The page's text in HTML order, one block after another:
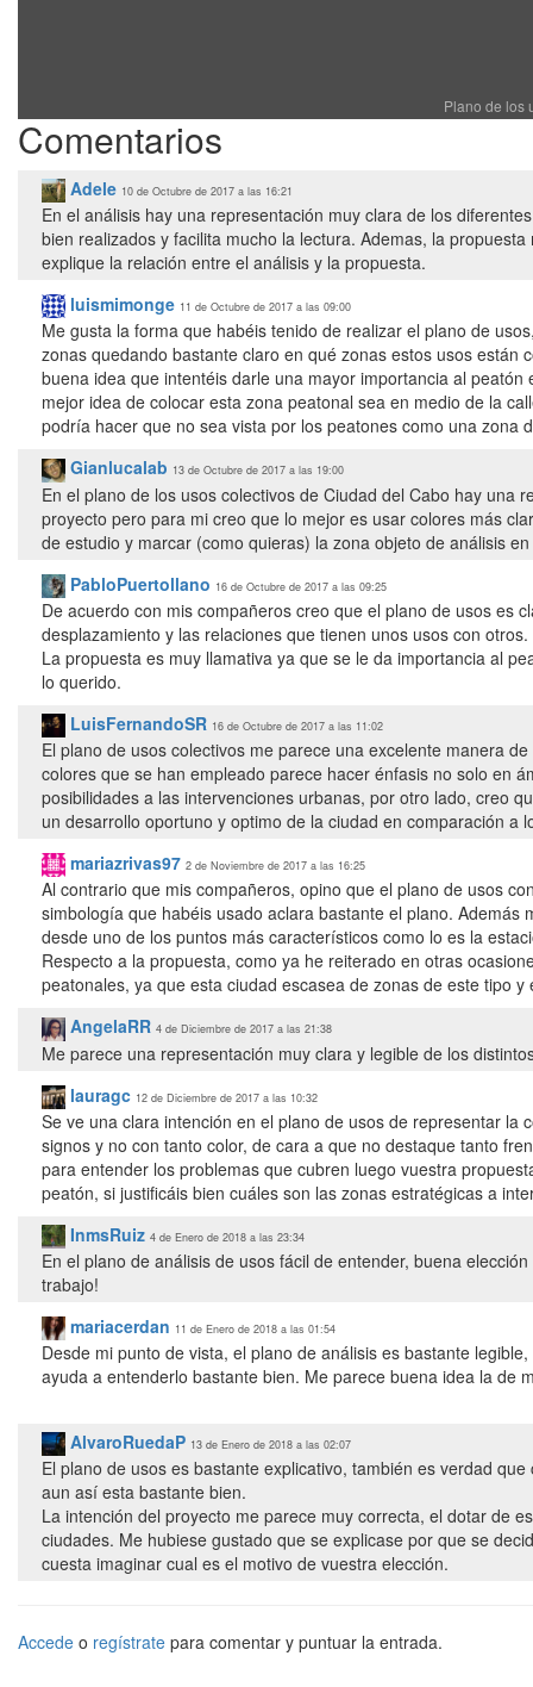
Plano de los
Comentarios
Adele 10 de Octubre de 2017 a las 16:21
En el análisis hay una representación muy clara de los
bien realizados y facilita mucho la lectura. Ademas, la
explique la relación entre el análisis y la propuesta.
luismimonge 11 de Octubre de 2017 a las 09:00
Me gusta la forma que habéis tenido de realizar el plano de
zonas quedando bastante claro en qué zonas estos usos
buena idea que intentéis darle una mayor importancia al
mejor idea de colocar esta zona peatonal sea en medio de la
podría hacer que no sea vista por los peatones como una zona
Gianlucalab 13 de Octubre de 2017 a las 19:00
En el plano de los usos colectivos de Ciudad del Cabo hay una
proyecto pero para mi creo que lo mejor es usar colores más
de estudio y marcar (como quieras) la zona objeto de análisis
PabloPuertollano 16 de Octubre de 2017 a las 09:25
De acuerdo con mis compañeros creo que el plano de usos es
desplazamiento y las relaciones que tienen unos usos con otros.
La propuesta es muy llamativa ya que se le da importancia al
lo querido.
LuisFernandoSR 16 de Octubre de 2017 a las 11:02
El plano de usos colectivos me parece una excelente manera
colores que se han empleado parece hacer énfasis no solo en
posibilidades a las intervenciones urbanas, por otro lado, creo
un desarrollo oportuno y optimo de la ciudad en comparación a
mariazrivas97 2 de Noviembre de 2017 a las 16:25
Al contrario que mis compañeros, opino que el plano de usos
simbología que habéis usado aclara bastante el plano.
desde uno de los puntos más característicos como lo es la
Respecto a la propuesta, como ya he reiterado en otras
peatonales, ya que esta ciudad escasea de zonas de este tipo
AngelaRR 4 de Diciembre de 2017 a las 21:38
Me parece una representación muy clara y legible de los
lauragc 12 de Diciembre de 2017 a las 10:32
Se ve una clara intención en el plano de usos de representar
signos y no con tanto color, de cara a que no destaque tanto
para entender los problemas que cubren luego vuestra
peatón, si justificáis bien cuáles son las zonas estratégicas a
InmsRuiz 4 de Enero de 2018 a las 23:34
En el plano de análisis de usos fácil de entender, buena
trabajo!
mariacerdan 11 de Enero de 2018 a las 01:54
Desde mi punto de vista, el plano de análisis es bastante
ayuda a entenderlo bastante bien. Me parece buena idea la de
AlvaroRuedaP 13 de Enero de 2018 a las 02:07
El plano de usos es bastante explicativo, también es verdad
aun así esta bastante bien.
La intención del proyecto me parece muy correcta, el dotar de
ciudades. Me hubiese gustado que se explicase por que se
Accede o regístrate para comentar y puntuar la entrada.